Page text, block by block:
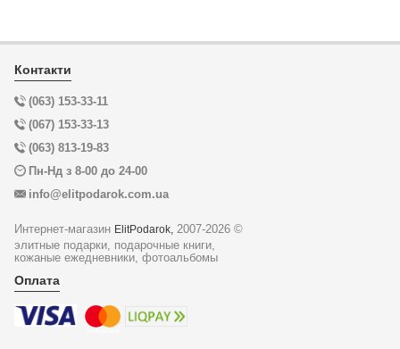
Контакти
(063) 153-33-11
(067) 153-33-13
(063) 813-19-83
Пн-Нд з 8-00 до 24-00
info@elitpodarok.com.ua
Интернет-магазин ElitPodarok,
2007-2026 ©
элитные подарки, подарочные книги,
кожаные ежедневники, фотоальбомы
Оплата